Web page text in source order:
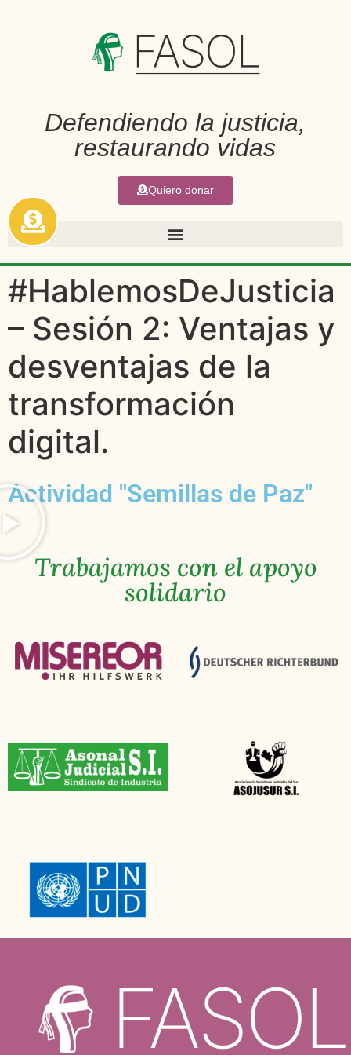
Defendiendo la justicia,
restaurando vidas
Quiero donar
#HablemosDeJusticia
– Sesión 2: Ventajas y
desventajas de la
transformación
digital.
Actividad "Semillas de Paz"
Trabajamos con el apoyo
solidario